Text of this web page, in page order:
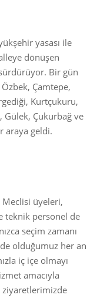
yasası ile
dönüşen
Bir gün
Çamtepe,
Kurtçukuru,
Gülek, Çukurbağ ve
araya geldi.
Meclisi üyeleri,
teknik personel de
seçim zamanı
olduğumuz her an
iç içe olmayı
amacıyla
ziyaretlerimizde